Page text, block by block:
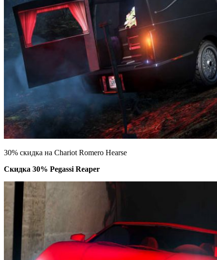
30% скидка на Chariot Romero Hearse
Скидка 30% Pegassi Reaper